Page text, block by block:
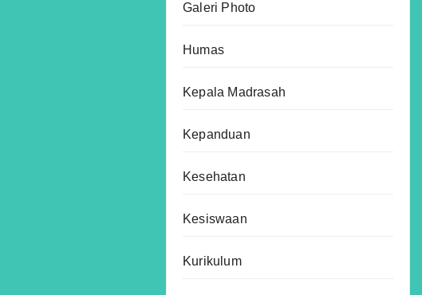
Galeri Photo
Humas
Kepala Madrasah
Kepanduan
Kesehatan
Kesiswaan
Kurikulum